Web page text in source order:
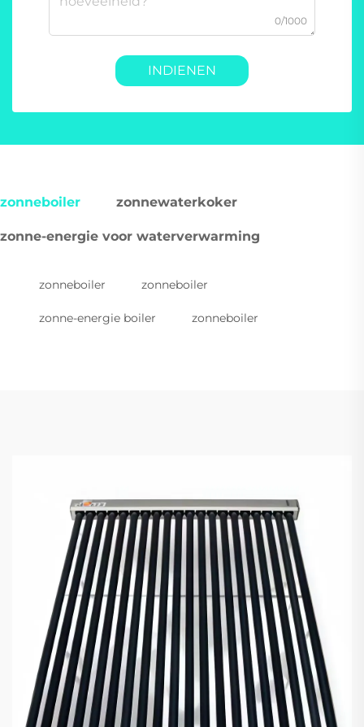
0/1000
INDIENEN
zonneboiler zonnewaterkoker
zonne-energie voor waterverwarming
zonneboiler zonneboiler
zonne-energie boiler zonneboiler